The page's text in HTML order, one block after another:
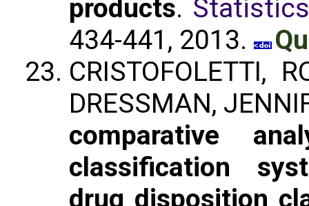
products.
434-441, 2013.
CRISTOFOLETTI,
DRESSMAN,
comparative
classification
drug disposition